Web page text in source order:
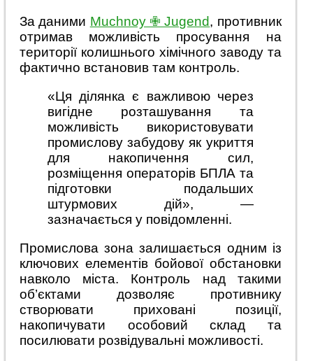
За даними Muchnoy ✙ Jugend, противник
отримав можливість просування на
території колишнього хімічного заводу та
фактично встановив там контроль.
«Ця ділянка є важливою через
вигідне розташування та
можливість використовувати
промислову забудову як укриття
для накопичення сил,
розміщення операторів БПЛА та
підготовки подальших
штурмових дій», —
зазначається у повідомленні.
Промислова зона залишається одним із
ключових елементів бойової обстановки
навколо міста. Контроль над такими
об’єктами дозволяє противнику
створювати приховані позиції,
накопичувати особовий склад та
посилювати розвідувальні можливості.